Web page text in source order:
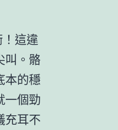
這違
叫。骼
本的穩
個勁
充耳不